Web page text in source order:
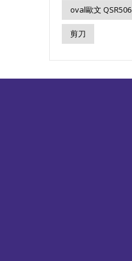
oval歐文 QSR506
剪刀